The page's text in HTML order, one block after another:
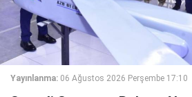
Yayınlanma: 06 Ağustos 2026 Perşembe 17:10